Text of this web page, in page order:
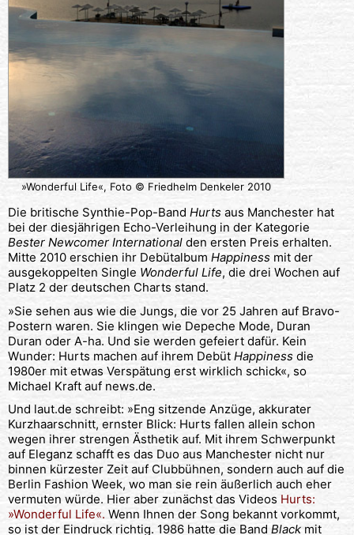
»Wonderful Life«, Foto © Friedhelm Denkeler 2010
Die britische Synthie-Pop-Band Hurts aus Manchester hat
bei der diesjährigen Echo-Verleihung in der Kategorie
Bester Newcomer International den ersten Preis erhalten.
Mitte 2010 erschien ihr Debütalbum Happiness mit der
ausgekoppelten Single Wonderful Life, die drei Wochen auf
Platz 2 der deutschen Charts stand.
»Sie sehen aus wie die Jungs, die vor 25 Jahren auf Bravo-
Postern waren. Sie klingen wie Depeche Mode, Duran
Duran oder A-ha. Und sie werden gefeiert dafür. Kein
Wunder: Hurts machen auf ihrem Debüt Happiness die
1980er mit etwas Verspätung erst wirklich schick«, so
Michael Kraft auf news.de.
Und laut.de schreibt: »Eng sitzende Anzüge, akkurater
Kurzhaarschnitt, ernster Blick: Hurts fallen allein schon
wegen ihrer strengen Ästhetik auf. Mit ihrem Schwerpunkt
auf Eleganz schafft es das Duo aus Manchester nicht nur
binnen kürzester Zeit auf Clubbühnen, sondern auch auf die
Berlin Fashion Week, wo man sie rein äußerlich auch eher
vermuten würde. Hier aber zunächst das Videos Hurts:
»Wonderful Life«. Wenn Ihnen der Song bekannt vorkommt,
so ist der Eindruck richtig. 1986 hatte die Band Blackmit